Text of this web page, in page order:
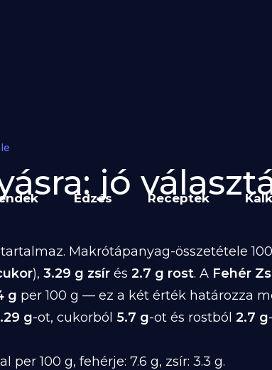
Edzés Receptek
jó
Makrótápanyag-összetétele
), 3.29 g zsír és 2.7 g rost. A Fehér
g per 100 g — ez a két érték határozza
g-ot, cukorból 5.7 g-ot és rostból 2.7 g
per 100 g, fehérje: 7.6 g, zsír: 3.3 g.